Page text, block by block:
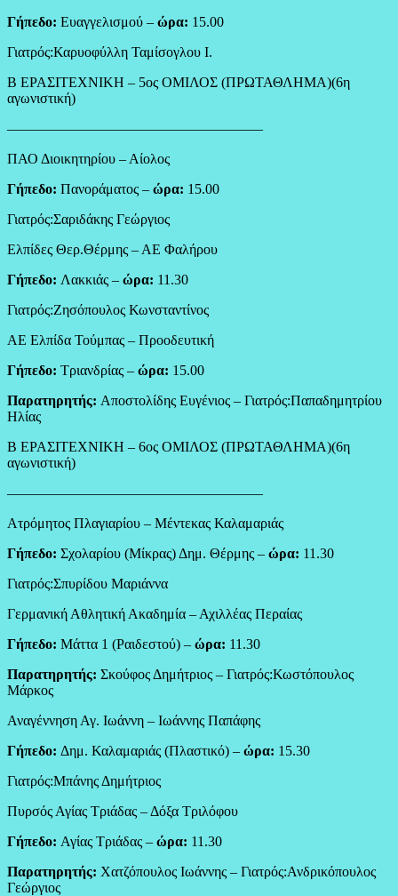
Γήπεδο: Ευαγγελισμού – ώρα: 15.00
Γιατρός:Καρυοφύλλη Ταμίσογλου Ι.
Β ΕΡΑΣΙΤΕΧΝΙΚΗ – 5ος ΟΜΙΛΟΣ (ΠΡΩΤΑΘΛΗΜΑ)(6η
αγωνιστική)
——————————————————
ΠΑΟ Διοικητηρίου – Αίολος
Γήπεδο: Πανοράματος – ώρα: 15.00
Γιατρός:Σαριδάκης Γεώργιος
Ελπίδες Θερ.Θέρμης – ΑΕ Φαλήρου
Γήπεδο: Λακκιάς – ώρα: 11.30
Γιατρός:Ζησόπουλος Κωνσταντίνος
ΑΕ Ελπίδα Τούμπας – Προοδευτική
Γήπεδο: Τριανδρίας – ώρα: 15.00
Παρατηρητής: Αποστολίδης Ευγένιος – Γιατρός:Παπαδημητρίου
Ηλίας
Β ΕΡΑΣΙΤΕΧΝΙΚΗ – 6ος ΟΜΙΛΟΣ (ΠΡΩΤΑΘΛΗΜΑ)(6η
αγωνιστική)
——————————————————
Ατρόμητος Πλαγιαρίου – Μέντεκας Καλαμαριάς
Γήπεδο: Σχολαρίου (Μίκρας) Δημ. Θέρμης – ώρα: 11.30
Γιατρός:Σπυρίδου Μαριάννα
Γερμανική Αθλητική Ακαδημία – Αχιλλέας Περαίας
Γήπεδο: Μάττα 1 (Ραιδεστού) – ώρα: 11.30
Παρατηρητής: Σκούφος Δημήτριος – Γιατρός:Κωστόπουλος
Μάρκος
Αναγέννηση Αγ. Ιωάννη – Ιωάννης Παπάφης
Γήπεδο: Δημ. Καλαμαριάς (Πλαστικό) – ώρα: 15.30
Γιατρός:Μπάνης Δημήτριος
Πυρσός Αγίας Τριάδας – Δόξα Τριλόφου
Γήπεδο: Αγίας Τριάδας – ώρα: 11.30
Παρατηρητής: Χατζόπουλος Ιωάννης – Γιατρός:Ανδρικόπουλος
Γεώργιος